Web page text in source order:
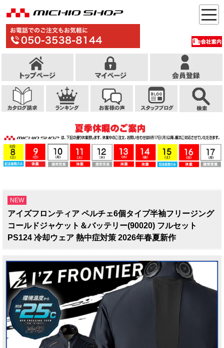
NEW
アイズフロンティア ペルチェ6個タイプ半袖フリージング
コールドジャケット＆バッテリー(90020) フルセット
PS124 冷却ウェア 熱中症対策 2026年春夏新作